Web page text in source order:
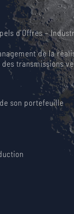
d’Offres –
de la
transmissions
son portefeuille